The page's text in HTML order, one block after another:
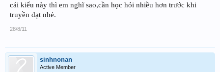
cái kiểu này thì em nghĩ sao,cần học hỏi nhiều hơn trước khi
truyền đạt nhé.
28/8/11
sinhnonan
Active Member